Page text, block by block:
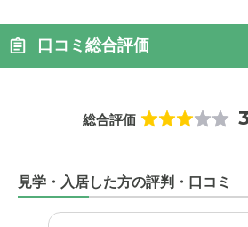
口コミ総合評価
総合評価
見学・入居した方の評判・口コミ